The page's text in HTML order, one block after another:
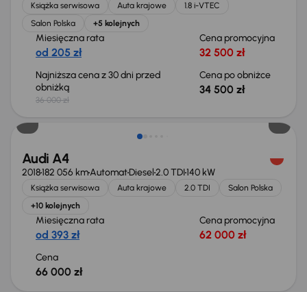
Książka serwisowa Auta krajowe
1.8 i-VTEC
Salon Polska
+5 kolejnych
Miesięczna rata
od 205 zł
Cena promocyjna
32 500 zł
Najniższa cena z 30 dni przed
obniżką
36 000 zł
Cena po obniżce
34 500 zł
Audi A4
2018182 056 kmAutomatDiesel2.0 TDI140 kW
Książka serwisowa Auta krajowe 2.0 TDI
Salon Polska
+10 kolejnych
Miesięczna rata
od 393 zł
Cena promocyjna
62 000 zł
Cena
66 000 zł